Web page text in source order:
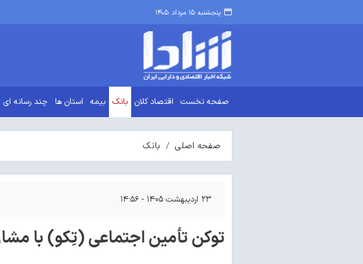
پنجشنبه ۱۵ مرداد ۱۴۰۵
صفحه نخست اقتصاد کلان بانک بیمه استان ها چند رسانه ای
صفحه اصلی بانک
۲۳ اردیبهشت ۱۴۰۵ - ۱۴:۵۶
توکن تأمین اجتماعی (تِکو) با